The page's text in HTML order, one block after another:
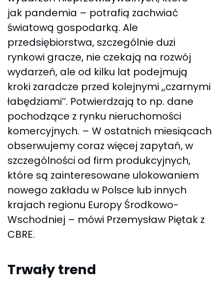
jak pandemia – potrafią zachwiać
światową gospodarką. Ale
przedsiębiorstwa, szczególnie duzi
rynkowi gracze, nie czekają na rozwój
wydarzeń, ale od kilku lat podejmują
kroki zaradcze przed kolejnymi ,,czarnymi
łabędziami’’. Potwierdzają to np. dane
pochodzące z rynku nieruchomości
komercyjnych. – W ostatnich miesiącach
obserwujemy coraz więcej zapytań, w
szczególności od firm produkcyjnych,
które są zainteresowane ulokowaniem
nowego zakładu w Polsce lub innych
krajach regionu Europy Środkowo-
Wschodniej – mówi Przemysław Piętak z
CBRE.
Trwały trend